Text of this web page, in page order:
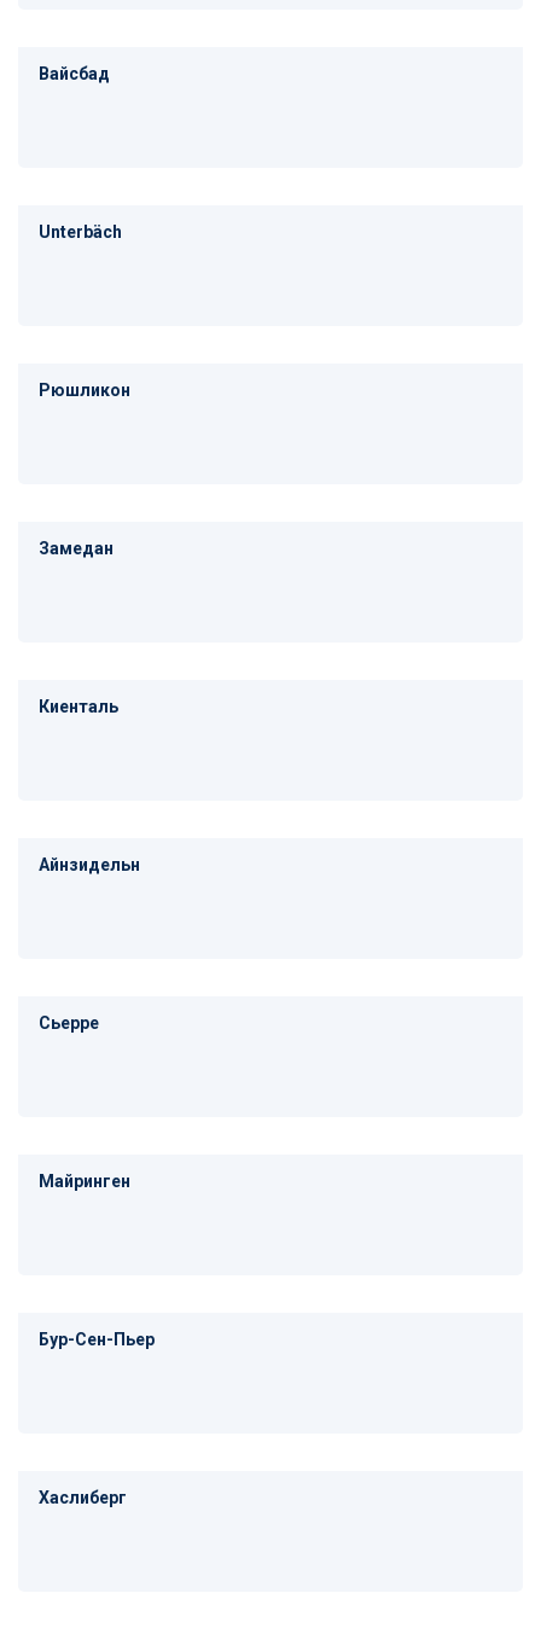
Вайсбад
Unterbäch
Рюшликон
Замедан
Киенталь
Айнзидельн
Сьерре
Майринген
Бур-Сен-Пьер
Хаслиберг